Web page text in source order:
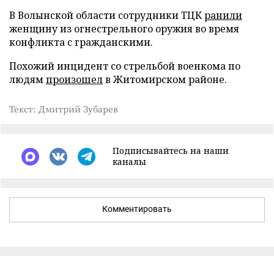
В Волынской области сотрудники ТЦКранили
женщину из огнестрельного оружия во время
конфликта с гражданскими.
Похожий инцидент со стрельбой военкома по
людямпроизошелв Житомирском районе.
Текст: Дмитрий Зубарев
Подписывайтесь на наши
каналы
Комментировать